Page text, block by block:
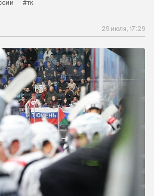
#тк
29 июля, 17:29